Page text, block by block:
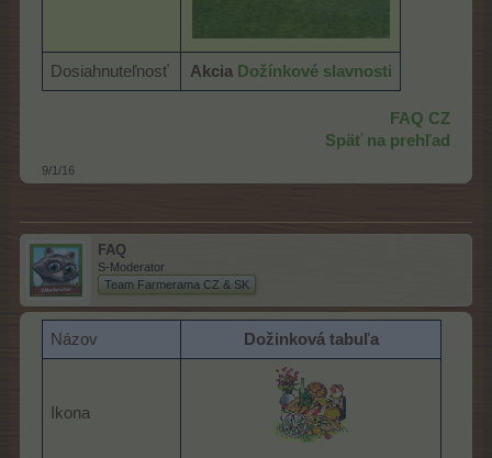
Dosiahnuteľnosť Akcia Dožínkové slavnosti
FAQ CZ
Späť na prehľad
9/1/16
FAQ
S-Moderator
Team Farmerama CZ & SK
Názov Dožinková tabuľa
Ikona